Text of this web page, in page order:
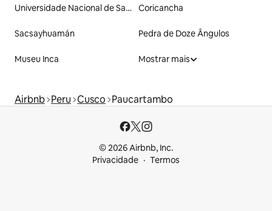
Universidade Nacional de Santo Antônio Abade em Cusco Coricancha
Sacsayhuamán Pedra de Doze Ângulos
Museu Inca Mostrar mais
Airbnb Peru Cusco Paucartambo
© 2026 Airbnb, Inc.
Privacidade
Termos